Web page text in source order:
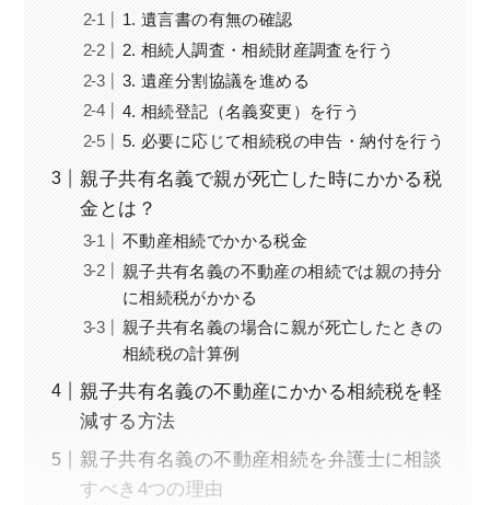
1. 遺言書の有無の確認
2. 相続人調査・相続財産調査を行う
3. 遺産分割協議を進める
4. 相続登記（名義変更）を行う
5. 必要に応じて相続税の申告・納付を行う
親子共有名義で親が死亡した時にかかる税
金とは？
不動産相続でかかる税金
親子共有名義の不動産の相続では親の持分
に相続税がかかる
親子共有名義の場合に親が死亡したときの
相続税の計算例
親子共有名義の不動産にかかる相続税を軽
減する方法
親子共有名義の不動産相続を弁護士に相談
すべき4つの理由